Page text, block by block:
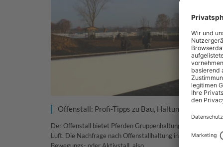
Offenstall: Profi-Tipps zu Bau, Haltung und Konzept
Der Offenstall bietet Pferden Gruppenhaltung mit viel frischer
Luft. Die Nachfrage nach Offenstallhaltung in Form von